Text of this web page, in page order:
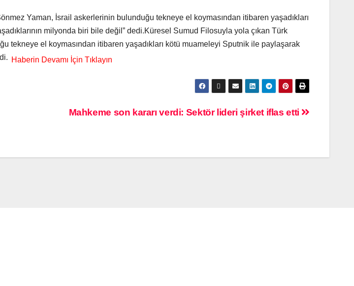
Yaman, İsrail askerlerinin bulunduğu tekneye el koymasından itibaren yaşadıkları
milyonda biri bile değil” dedi.Küresel Sumud Filosuyla yola çıkan Türk
el koymasından itibaren yaşadıkları kötü muameleyi Sputnik ile paylaşarak
Mahkeme son kararı verdi: Sektör lideri şirket iflas etti